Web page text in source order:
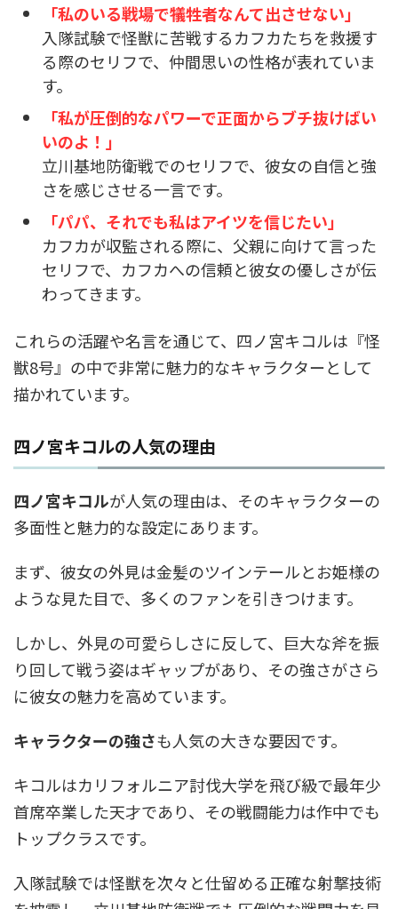
「私のいる戦場で犠牲者なんて出させない」
入隊試験で怪獣に苦戦するカフカたちを救援す
る際のセリフで、仲間思いの性格が表れていま
す。
「私が圧倒的なパワーで正面からブチ抜けばい
いのよ！」
立川基地防衛戦でのセリフで、彼女の自信と強
さを感じさせる一言です。
「パパ、それでも私はアイツを信じたい」
カフカが収監される際に、父親に向けて言った
セリフで、カフカへの信頼と彼女の優しさが伝
わってきます。
これらの活躍や名言を通じて、四ノ宮キコルは『怪
獣8号』の中で非常に魅力的なキャラクターとして
描かれています。
四ノ宮キコルの人気の理由
四ノ宮キコルが人気の理由は、そのキャラクターの
多面性と魅力的な設定にあります。
まず、彼女の外見は金髪のツインテールとお姫様の
ような見た目で、多くのファンを引きつけます。
しかし、外見の可愛らしさに反して、巨大な斧を振
り回して戦う姿はギャップがあり、その強さがさら
に彼女の魅力を高めています。
キャラクターの強さも人気の大きな要因です。
キコルはカリフォルニア討伐大学を飛び級で最年少
首席卒業した天才であり、その戦闘能力は作中でも
トップクラスです。
入隊試験では怪獣を次々と仕留める正確な射撃技術